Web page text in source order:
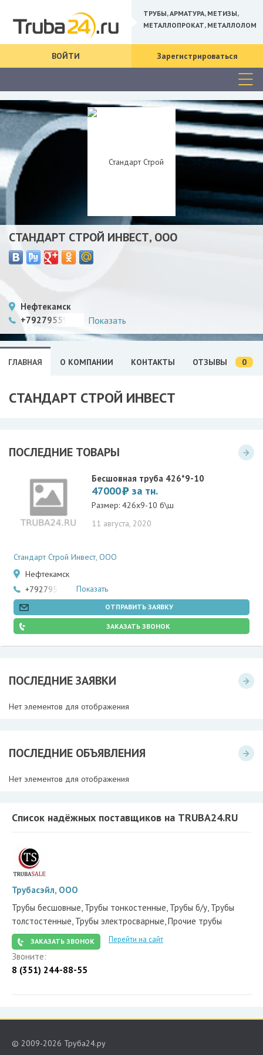
ТРУБЫ, АРМАТУРА, МЕТИЗЫ,
МЕТАЛЛОПРОКАТ, МЕТАЛЛОЛОМ
ВОЙТИ Зарегистрироваться
СТАНДАРТ СТРОЙ ИНВЕСТ, ООО
Нефтекамск
+79279559091
Показать
ГЛАВНАЯ О КОМПАНИИ КОНТАКТЫ ОТЗЫВЫ 0
СТАНДАРТ СТРОЙ ИНВЕСТ
ПОСЛЕДНИЕ ТОВАРЫ
Бесшовная труба 426*9-10
47000 за тн.
Размер: 426х9-10 б\ш
11 августа, 2020
Стандарт Строй Инвест, ООО
Нефтекамск
+79279559091Показать
ОТПРАВИТЬ ЗАЯВКУ
ЗАКАЗАТЬ ЗВОНОК
ПОСЛЕДНИЕ ЗАЯВКИ
Нет элементов для отображения
ПОСЛЕДНИЕ ОБЪЯВЛЕНИЯ
Нет элементов для отображения
Список надёжных поставщиков на TRUBA24.RU
Трубасэйл, ООО
Трубы бесшовные, Трубы тонкостенные, Трубы б/у, Трубы
толстостенные, Трубы электросварные, Прочие трубы
ЗАКАЗАТЬ ЗВОНОК Перейти на сайт
Звоните:
8 (351) 244-88-55
© 2009-2026 Труба24.ру